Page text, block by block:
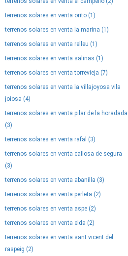
terrenos solares en venta orito (1)
terrenos solares en venta la marina (1)
terrenos solares en venta relleu (1)
terrenos solares en venta salinas (1)
terrenos solares en venta torrevieja (7)
terrenos solares en venta la villajoyosa vila
joiosa (4)
terrenos solares en venta pilar de la horadada
(3)
terrenos solares en venta rafal (3)
terrenos solares en venta callosa de segura
(3)
terrenos solares en venta abanilla (3)
terrenos solares en venta perleta (2)
terrenos solares en venta aspe (2)
terrenos solares en venta elda (2)
terrenos solares en venta sant vicent del
raspeig (2)